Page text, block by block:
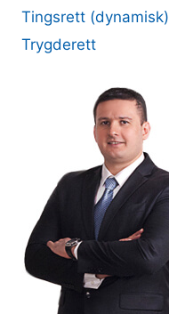
Tingsrett (dynamisk)
Trygderett